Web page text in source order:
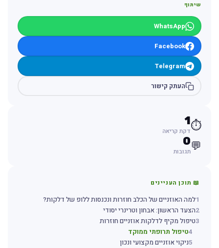
שיתוף
WhatsApp
Facebook
Telegram
העתק קישור
⏱️
1
דקת קריאה
💬
0
תגובות
📖 תוכן העניינים
למה האוזניים של הכלב חוזרות ונכנסות ללופ של דלקות?
2הצעד הראשון: אבחון וטרינרי יסודי
טיפול מקיף לדלקות אוזניים חוזרות
טיפול תרופתי ממוקד
ניקוי אוזניים מקצועי ונכון